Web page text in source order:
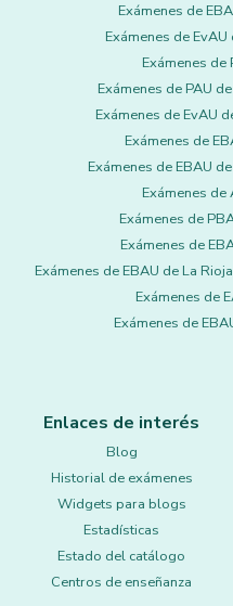
Exámenes de
Exámenes de
Exámenes de
Exámenes de PAU
Exámenes de EvAU
Exámenes de
Exámenes de EBAU
Exámenes de
Exámenes de
Exámenes de
Exámenes de EBAU de La Rioja
Exámenes de
Exámenes de
Enlaces de interés
Blog
Historial de exámenes
Widgets para blogs
Estadísticas
Estado del catálogo
Centros de enseñanza